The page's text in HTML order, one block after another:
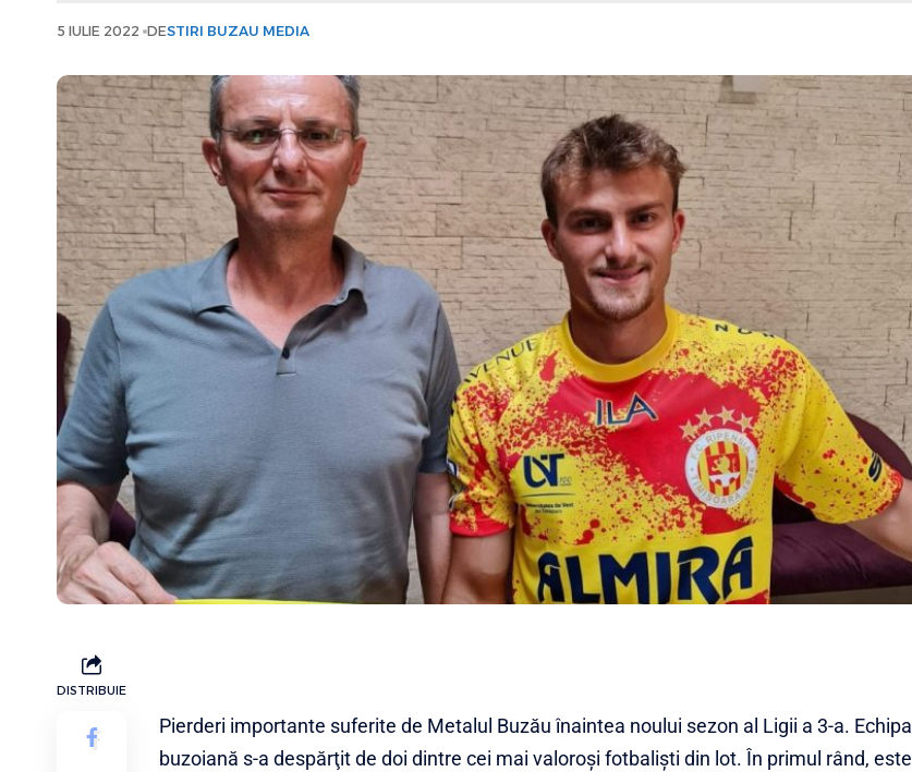
5 IULIE 2022 DESTIRI BUZAU MEDIA
DISTRIBUIE
Pierderi importante suferite de Metalul Buzău înaintea noului sezon al Ligii a 3-a. Echipa
buzoiană s-a despărţit de doi dintre cei mai valoroși fotbaliști din lot. În primul rând, este